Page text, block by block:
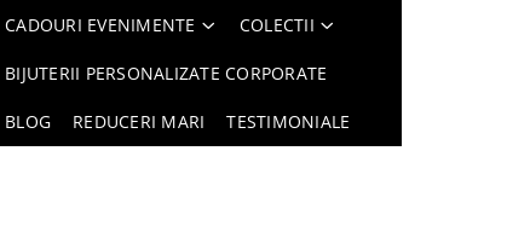
CADOURI EVENIMENTE COLECTII
BIJUTERII PERSONALIZATE CORPORATE
BLOG REDUCERI MARI TESTIMONIALE